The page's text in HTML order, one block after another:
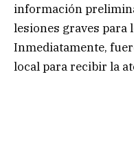
información
lesiones graves para
Inmediatamente,
local para recibir la